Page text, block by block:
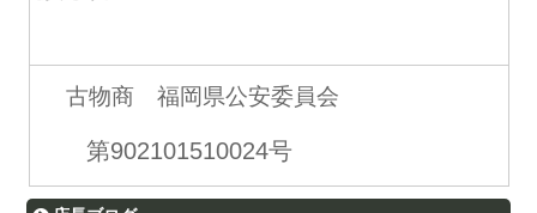
古物商 福岡県公安委員会
第902101510024号